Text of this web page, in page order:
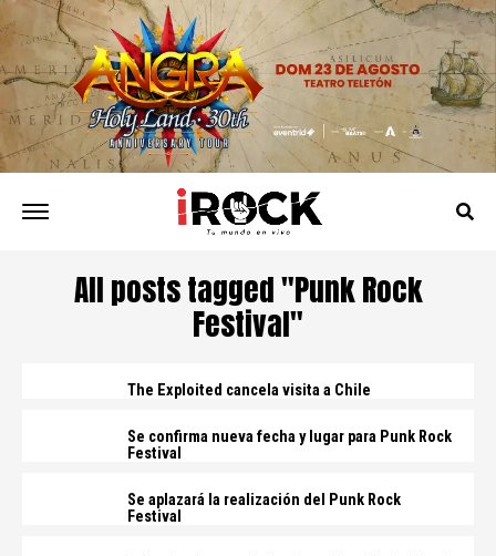
All posts tagged "Punk Rock
Festival"
The Exploited cancela visita a Chile
Se confirma nueva fecha y lugar para Punk Rock
Festival
Se aplazará la realización del Punk Rock
Festival